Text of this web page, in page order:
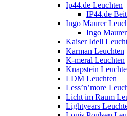
Ip44.de Leuchten
IP44.de
Ingo Maurer
Ingo
Kaiser Idell
Karman Leuchten
K-meral Leuchten
Knapstein
LDM Leuchten
Less’n’more
Licht im Raum
Lightyears